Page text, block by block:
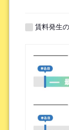
提携機関 ※以下
ボーダレスハ
検索エン
広告を見
賃料発生